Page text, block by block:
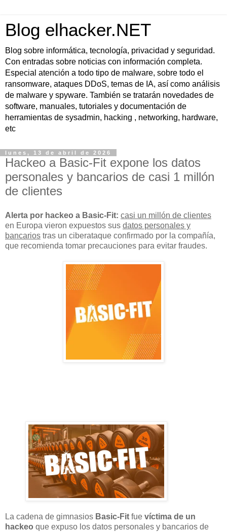
Blog elhacker.NET
Blog sobre informática, tecnología, privacidad y seguridad.
Con entradas sobre noticias con información completa.
Especial atención a todo tipo de malware, sobre todo el
ransomware, ataques DDoS, temas de IA, así como análisis
de malware y spyware. También se tratarán novedades de
software, manuales, tutoriales y documentación de
herramientas de sysadmin, hacking , networking, hardware,
etc
lunes, 13 de abril de 2026
Hackeo a Basic-Fit expone los datos
personales y bancarios de casi 1 millón
de clientes
Alerta por hackeo a Basic-Fit: casi un millón de clientes
en Europa vieron expuestos sus datos personales y
bancarios tras un ciberataque confirmado por la compañía,
que recomienda tomar precauciones para evitar fraudes.
La cadena de gimnasios Basic-Fit fue víctima de un
hackeo que expuso los datos personales y bancarios de